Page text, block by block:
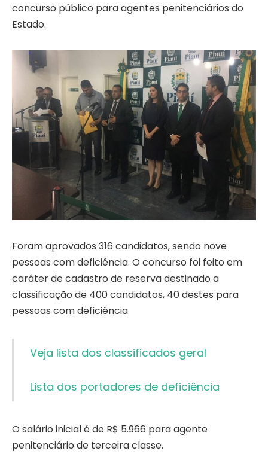
concurso público para agentes penitenciários do
Estado.
Foram aprovados 316 candidatos, sendo nove
pessoas com deficiência. O concurso foi feito em
caráter de cadastro de reserva destinado a
classificação de 400 candidatos, 40 destes para
pessoas com deficiência.
Veja lista dos classificados geral
Lista dos portadores de deficiência
O salário inicial é de R$ 5.966 para agente
penitenciário de terceira classe.